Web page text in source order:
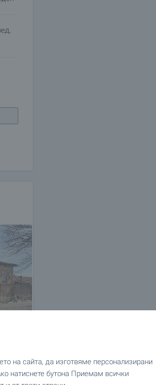
на сайта, да изготвяме персонализирани
натиснете бутона Приемам всички